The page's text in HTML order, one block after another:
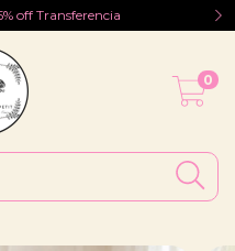
off Transferencia
0